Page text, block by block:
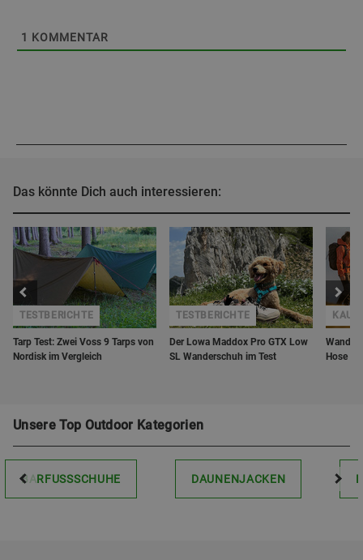
1 KOMMENTAR
Das könnte Dich auch interessieren:
Tarp Test: Zwei Voss 9 Tarps von
Nordisk im Vergleich
TESTBERICHTE
Der Lowa Maddox Pro GTX Low
SL Wanderschuh im Test
TESTBERICHTE
Hose
Unsere Top Outdoor Kategorien
BARFUSSSCHUHE DAUNENJACKEN